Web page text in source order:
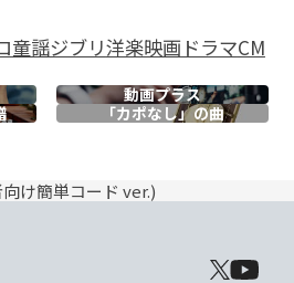
童謡ジブリ洋楽映画ドラマCM
動画プラス
「カポなし」の曲
け簡単コード ver.)